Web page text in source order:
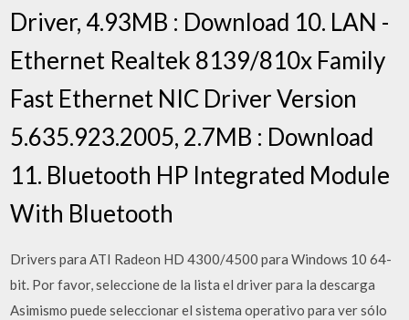
Driver, 4.93MB : Download 10. LAN -
Ethernet Realtek 8139/810x Family
Fast Ethernet NIC Driver Version
5.635.923.2005, 2.7MB : Download
11. Bluetooth HP Integrated Module
With Bluetooth
Drivers para ATI Radeon HD 4300/4500 para Windows 10 64-
bit. Por favor, seleccione de la lista el driver para la descarga
Asimismo puede seleccionar el sistema operativo para ver sólo